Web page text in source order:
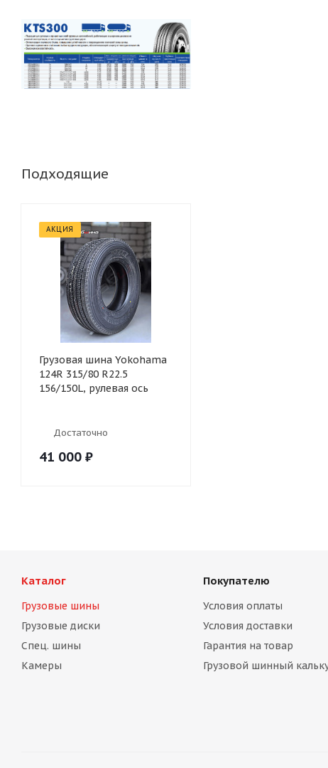
Подходящие
АКЦИЯ
Грузовая шина Yokohama
124R 315/80 R22.5
156/150L, рулевая ось
Достаточно
41 000 ₽
Каталог
Грузовые шины
Грузовые диски
Спец. шины
Камеры
Покупателю
Условия оплаты
Условия доставки
Гарантия на товар
Грузовой шинный